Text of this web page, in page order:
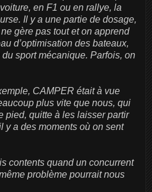
en F1 ou en rallye, la
Il y a une partie de dosage,
gère pas tout et on apprend
d’optimisation des bateaux,
sport mécanique. Parfois, on
CAMPER était à vue
plus vite que nous, qui
pied, quitte à les laisser partir
y a des moments où on sent
contents quand un concurrent
problème pourrait nous